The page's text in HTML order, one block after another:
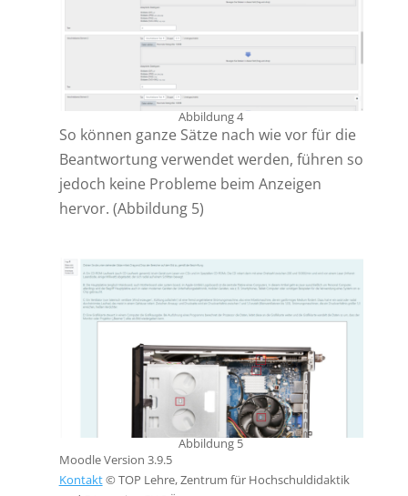
Abbildung 4
So können ganze Sätze nach wie vor für die
Beantwortung verwendet werden, führen so
jedoch keine Probleme beim Anzeigen
hervor. (Abbildung 5)
Abbildung 5
Moodle Version 3.9.5
Kontakt© TOP Lehre, Zentrum für Hochschuldidaktik